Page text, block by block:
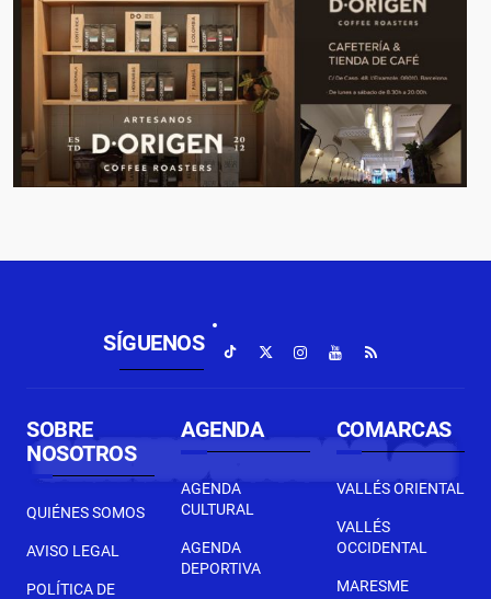
SÍGUENOS
SOBRE
NOSOTROS
QUIÉNES SOMOS
AVISO LEGAL
POLÍTICA DE
AGENDA
AGENDA
CULTURAL
AGENDA
DEPORTIVA
COMARCAS
VALLÉS ORIENTAL
VALLÉS
OCCIDENTAL
MARESME